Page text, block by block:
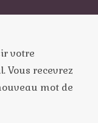
votre
Vous recevrez
mot de